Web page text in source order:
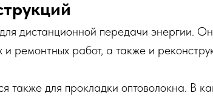
дистанционной передачи энергии.
и ремонтных работ, а также и
также для прокладки оптоволокна. В